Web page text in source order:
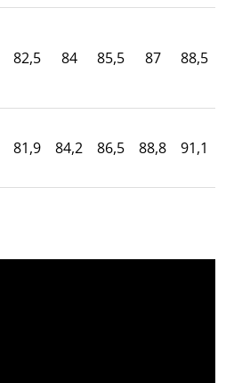
82,5 84 85,5 87 88,5
81,9 84,2 86,5 88,8 91,1